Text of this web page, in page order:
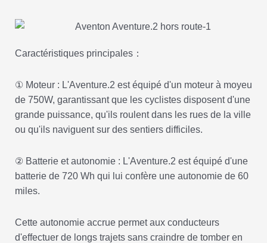
Caractéristiques principales：
① Moteur : L'Aventure.2 est équipé d'un moteur à moyeu
de 750W, garantissant que les cyclistes disposent d'une
grande puissance, qu'ils roulent dans les rues de la ville
ou qu'ils naviguent sur des sentiers difficiles.
② Batterie et autonomie : L'Aventure.2 est équipé d'une
batterie de 720 Wh qui lui confère une autonomie de 60
miles.
Cette autonomie accrue permet aux conducteurs
d'effectuer de longs trajets sans craindre de tomber en